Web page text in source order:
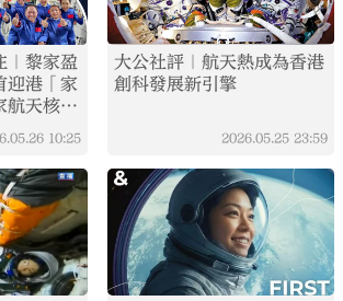
｜黎家盈
港「家
天核心
10:25
大公社評｜航天熱成為香港
創科發展新引擎
2026.05.25 23:59